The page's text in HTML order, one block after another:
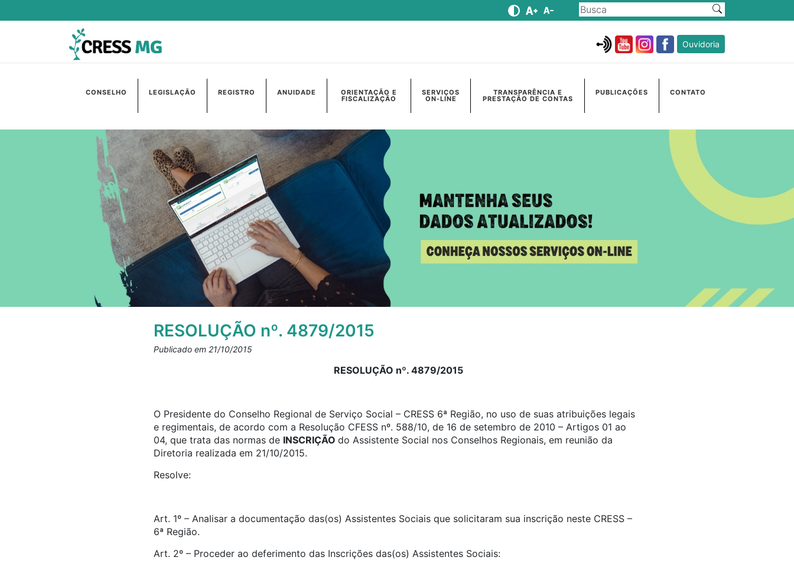
Ouvidoria
CONSELHO LEGISLAÇÃO REGISTRO ANUIDADE ORIENTAÇÃO E
FISCALIZAÇÃO
SERVIÇOS
ON-LINE
TRANSPARÊNCIA E
PRESTAÇÃO DE CONTAS
PUBLICAÇÕES CONTATO
RESOLUÇÃO nº. 4879/2015
Publicado em 21/10/2015
RESOLUÇÃO nº. 4879/2015
O Presidente do Conselho Regional de Serviço Social – CRESS 6ª Região, no uso de suas atribuições legais
e regimentais, de acordo com a Resolução CFESS nº. 588/10, de 16 de setembro de 2010 – Artigos 01 ao
04, que trata das normas de INSCRIÇÃO do Assistente Social nos Conselhos Regionais, em reunião da
Diretoria realizada em 21/10/2015.
Resolve:
Art. 1º – Analisar a documentação das(os) Assistentes Sociais que solicitaram sua inscrição neste CRESS –
6ª Região.
Art. 2º – Proceder ao deferimento das Inscrições das(os) Assistentes Sociais: